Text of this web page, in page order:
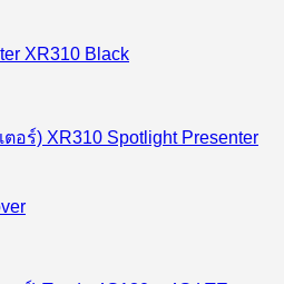
ตอร์) XR310 Spotlight Presenter